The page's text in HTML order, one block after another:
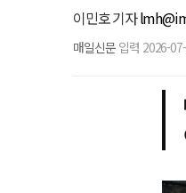
이민호 기자
매일신문 입력 2026-